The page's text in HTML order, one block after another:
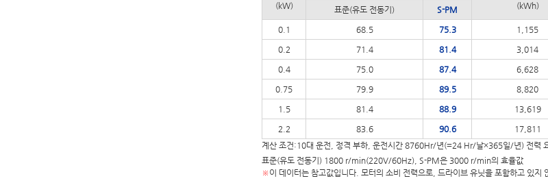
(kW)
(kWh)
표준(유도 전동기) S-PM
0.1 68.5 75.3 1,155
0.2 71.4 81.4 3,014
0.4 75.0 87.4 6,628
0.75 79.9 89.5 8,820
1.5 81.4 88.9 13,619
2.2 83.6 90.6 17,811
계산 조건:10대 운전, 정격 부하, 운전시간 8760Hr/년(=24 Hr/날×365일/년) 전력
표준(유도 전동기) 1800 r/min(220V/60Hz), S-PM은 3000 r/min의 효율값
※이 데이터는 참고값입니다. 모터의 소비 전력으로, 드라이브 유닛을 포함하고 있지